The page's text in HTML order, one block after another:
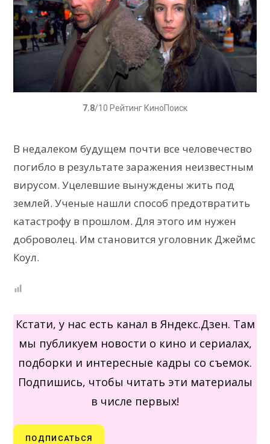
7.8/10 Рейтинг КиноПоиск
В недалеком будущем почти все человечество
погибло в результате заражения неизвестным
вирусом. Уцелевшие вынуждены жить под
землей. Ученые нашли способ предотвратить
катастрофу в прошлом. Для этого им нужен
доброволец. Им становится уголовник Джеймс
Коул.
Кстати, у нас есть канал в Яндекс.Дзен. Там
мы публикуем новости о кино и сериалах,
подборки и интересные кадры со съемок.
Подпишись, чтобы читать эти материалы
в числе первых!
ПОДПИСАТЬСЯ